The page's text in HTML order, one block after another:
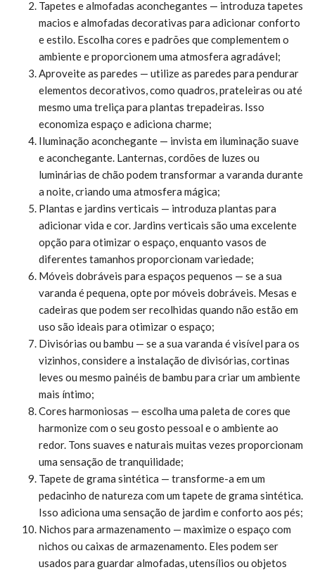
Tapetes e almofadas aconchegantes — introduza tapetes
macios e almofadas decorativas para adicionar conforto
e estilo. Escolha cores e padrões que complementem o
ambiente e proporcionem uma atmosfera agradável;
Aproveite as paredes — utilize as paredes para pendurar
elementos decorativos, como quadros, prateleiras ou até
mesmo uma treliça para plantas trepadeiras. Isso
economiza espaço e adiciona charme;
Iluminação aconchegante — invista em iluminação suave
e aconchegante. Lanternas, cordões de luzes ou
luminárias de chão podem transformar a varanda durante
a noite, criando uma atmosfera mágica;
Plantas e jardins verticais — introduza plantas para
adicionar vida e cor. Jardins verticais são uma excelente
opção para otimizar o espaço, enquanto vasos de
diferentes tamanhos proporcionam variedade;
Móveis dobráveis para espaços pequenos — se a sua
varanda é pequena, opte por móveis dobráveis. Mesas e
cadeiras que podem ser recolhidas quando não estão em
uso são ideais para otimizar o espaço;
Divisórias ou bambu — se a sua varanda é visível para os
vizinhos, considere a instalação de divisórias, cortinas
leves ou mesmo painéis de bambu para criar um ambiente
mais íntimo;
Cores harmoniosas — escolha uma paleta de cores que
harmonize com o seu gosto pessoal e o ambiente ao
redor. Tons suaves e naturais muitas vezes proporcionam
uma sensação de tranquilidade;
Tapete de grama sintética — transforme-a em um
pedacinho de natureza com um tapete de grama sintética.
Isso adiciona uma sensação de jardim e conforto aos pés;
Nichos para armazenamento — maximize o espaço com
nichos ou caixas de armazenamento. Eles podem ser
usados para guardar almofadas, utensílios ou objetos